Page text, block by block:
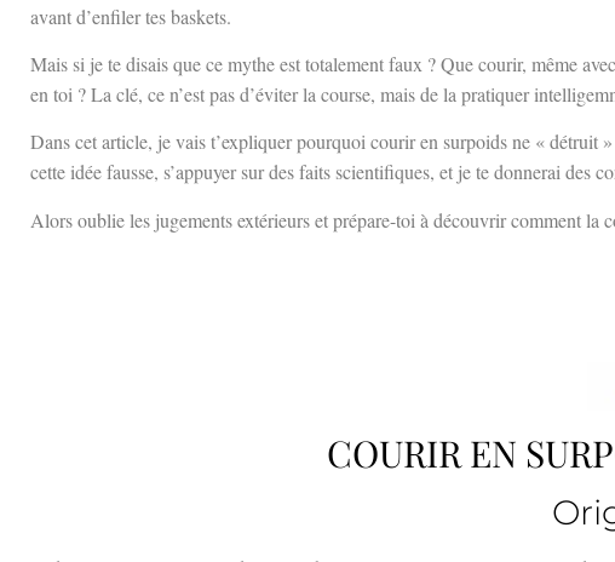
avant d’enfiler tes baskets.
Mais si je te disais que ce mythe est totalement faux ? Que courir, même
en toi ? La clé, ce n’est pas d’éviter la course, mais de la pratiquer
Dans cet article, je vais t’expliquer pourquoi courir en surpoids ne « détruit
cette idée fausse, s’appuyer sur des faits scientifiques, et je te donnerai des
Alors oublie les jugements extérieurs et prépare-toi à découvrir comment
COURIR EN